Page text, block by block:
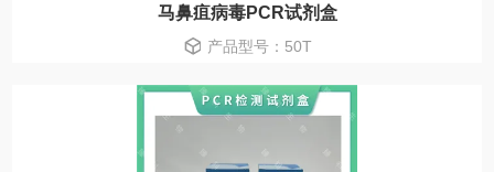
马鼻疽病毒PCR试剂盒
产品型号：50T